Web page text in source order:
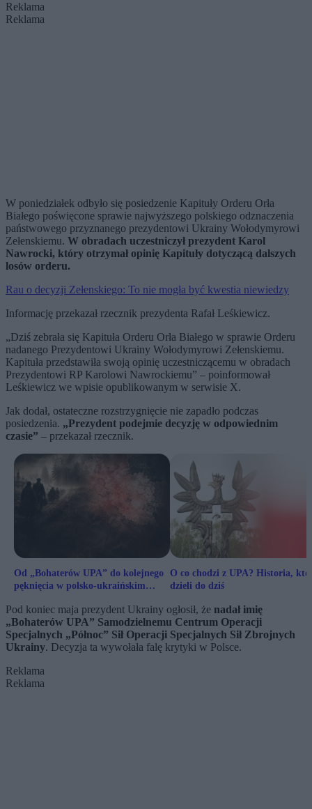
Reklama
Reklama
W poniedziałek odbyło się posiedzenie Kapituły Orderu Orła
Białego poświęcone sprawie najwyższego polskiego odznaczenia
państwowego przyznanego prezydentowi Ukrainy Wołodymyrowi
Zełenskiemu. W obradach uczestniczył prezydent Karol
Nawrocki, który otrzymał opinię Kapituły dotyczącą dalszych
losów orderu.
Rau o decyzji Zełenskiego: To nie mogła być kwestia niewiedzy
Informację przekazał rzecznik prezydenta Rafał Leśkiewicz.
„Dziś zebrała się Kapituła Orderu Orła Białego w sprawie Orderu
nadanego Prezydentowi Ukrainy Wołodymyrowi Zełenskiemu.
Kapituła przedstawiła swoją opinię uczestniczącemu w obradach
Prezydentowi RP Karolowi Nawrockiemu” – poinformował
Leśkiewicz we wpisie opublikowanym w serwisie X.
Jak dodał, ostateczne rozstrzygnięcie nie zapadło podczas
posiedzenia. „Prezydent podejmie decyzję w odpowiednim
czasie” – przekazał rzecznik.
Od „Bohaterów UPA” do kolejnego
pęknięcia w polsko-ukraińskim
O co chodzi z UPA? Historia,
dzieli do dziś
Pod koniec maja prezydent Ukrainy ogłosił, że nadał imię
„Bohaterów UPA” Samodzielnemu Centrum Operacji
Specjalnych „Północ” Sił Operacji Specjalnych Sił Zbrojnych
Ukrainy. Decyzja ta wywołała falę krytyki w Polsce.
Reklama
Reklama